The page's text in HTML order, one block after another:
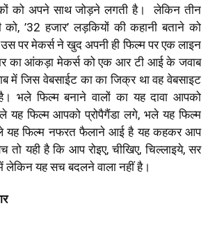
को अपने साथ जोड़ने लगती है।
लेकिन तीन
’32 हजार’ लड़कियों की कहानी बताने को
पर मेकर्स ने खुद अपनी ही फिल्म पर एक लाइन
का आंकड़ा मेकर्स को एक आर टी आई के जवाब
में जिस वेबसाईट का का जिक्र था वह वेबसाइट
भले फिल्म बनाने वालों का यह दावा आपको
यह फिल्म आपको प्रोपैगैंडा लगे, भले यह फिल्म
यह फिल्म नफरत फैलाने आई है यह कहकर आप
तो यही है कि आप रोइए, चीखिए, चिल्लाइये, सर
में लेकिन यह सच बदलने वाला नहीं है।